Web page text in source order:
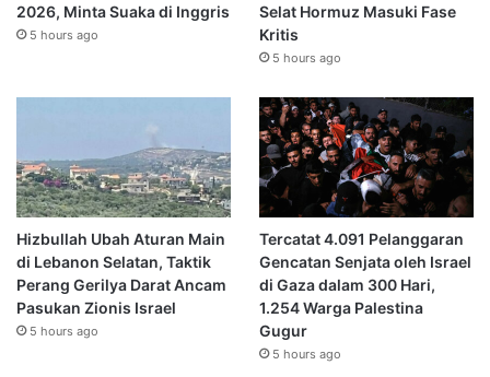
2026, Minta Suaka di Inggris
5 hours ago
Selat Hormuz Masuki Fase
Kritis
5 hours ago
Hizbullah Ubah Aturan Main
di Lebanon Selatan, Taktik
Perang Gerilya Darat Ancam
Pasukan Zionis Israel
5 hours ago
Tercatat 4.091 Pelanggaran
Gencatan Senjata oleh Israel
di Gaza dalam 300 Hari,
1.254 Warga Palestina
Gugur
5 hours ago